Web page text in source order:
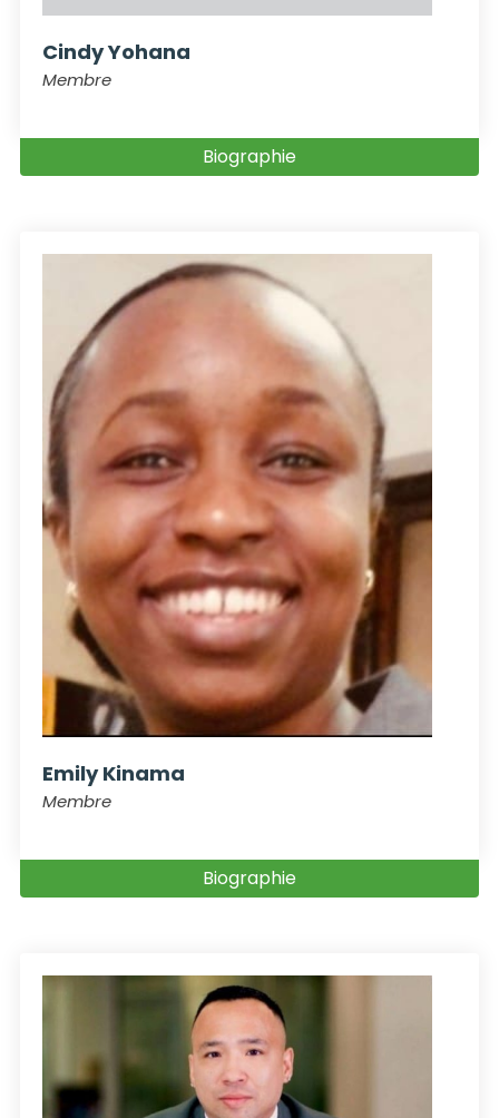
Cindy Yohana
Membre
Biographie
Emily Kinama
Membre
Biographie